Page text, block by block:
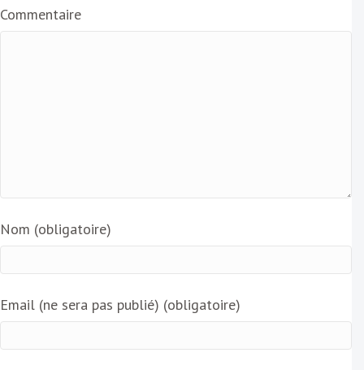
Commentaire
Nom (obligatoire)
Email (ne sera pas publié) (obligatoire)